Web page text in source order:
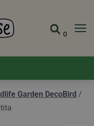
Gå til
Se
0
Garden DecoBird /